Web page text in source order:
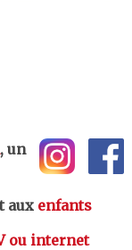
, un
aux enfants
ou internet